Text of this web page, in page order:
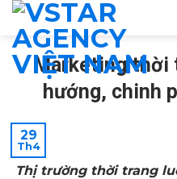
Skip
content
Marketing thời
hướng, chinh
29
Th4
Thị trường thời trang